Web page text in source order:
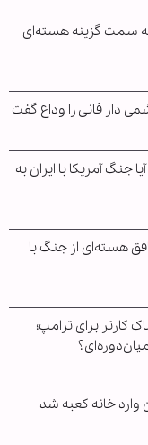
به سمت گزینه هسته‌ای
دار فانی را وداع گفت
جنگ آمریکا با ایران به
هسته‌ای از جنگ با
کارتر برای ترامپ؛
خانه کعبه شد